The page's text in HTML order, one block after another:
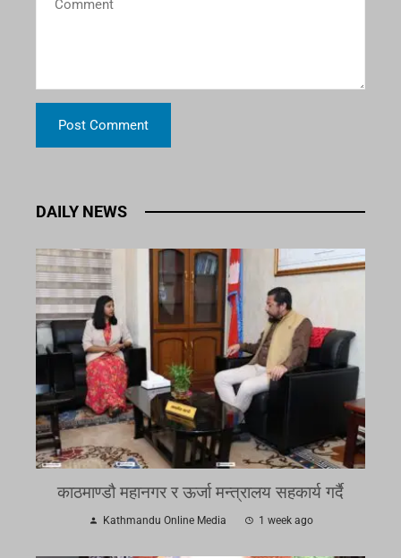
DAILY NEWS
काठमाण्डौ महानगर र ऊर्जा मन्त्रालय सहकार्य गर्दै
Kathmandu Online Media 1 week ago